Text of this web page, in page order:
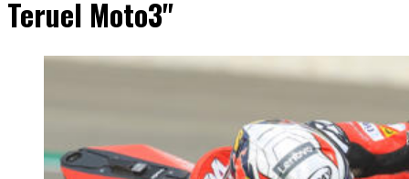
Teruel Moto3"